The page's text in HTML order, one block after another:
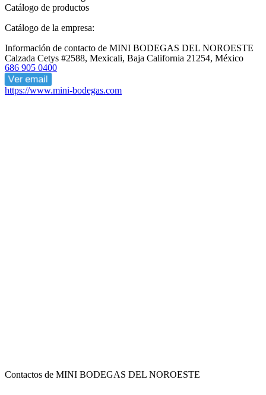
Catálogo de productos
Catálogo de la empresa:
Información de contacto de MINI BODEGAS DEL NOROESTE
Calzada Cetys #2588, Mexicali, Baja California 21254, México
686 905 0400
Ver email
https://www.mini-bodegas.com
Contactos de MINI BODEGAS DEL NOROESTE